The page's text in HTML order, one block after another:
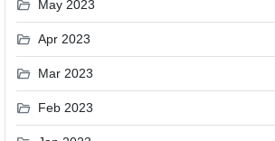
folder_open May 2023
folder_open Apr 2023
folder_open Mar 2023
folder_open Feb 2023